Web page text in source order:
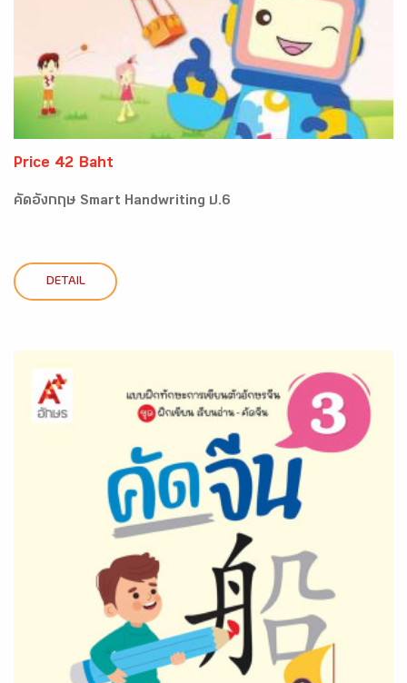
Price 42 Baht
คัดอังกฤษ Smart Handwriting ป.6
DETAIL